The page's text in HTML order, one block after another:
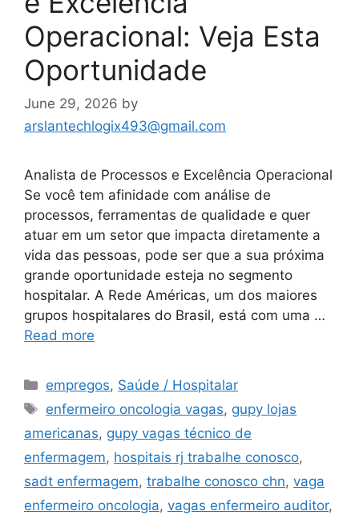
Operacional: Veja Esta
Oportunidade
June 29, 2026 by
arslantechlogix493@gmail.com
Analista de Processos e Excelência Operacional
Se você tem afinidade com análise de
processos, ferramentas de qualidade e quer
atuar em um setor que impacta diretamente a
vida das pessoas, pode ser que a sua próxima
grande oportunidade esteja no segmento
hospitalar. A Rede Américas, um dos maiores
grupos hospitalares do Brasil, está com uma …
Read more
Categories
empregos, Saúde / Hospitalar
Tags
enfermeiro oncologia vagas, gupy lojas
americanas, gupy vagas técnico de
enfermagem, hospitais rj trabalhe conosco,
sadt enfermagem, trabalhe conosco chn, vaga
enfermeiro oncologia, vagas enfermeiro auditor,